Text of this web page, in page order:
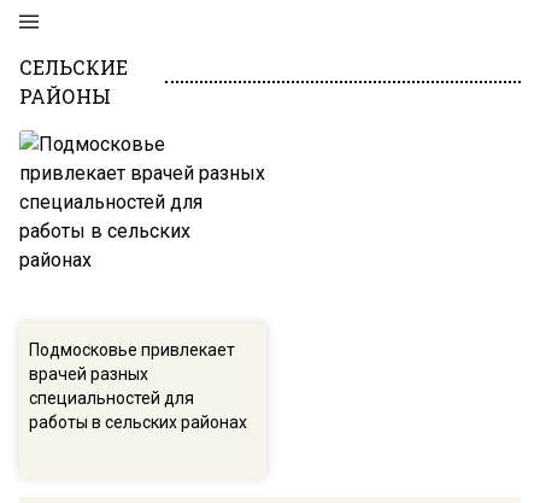
СЕЛЬСКИЕ
РАЙОНЫ
Подмосковье привлекает
врачей разных
специальностей для
работы в сельских районах